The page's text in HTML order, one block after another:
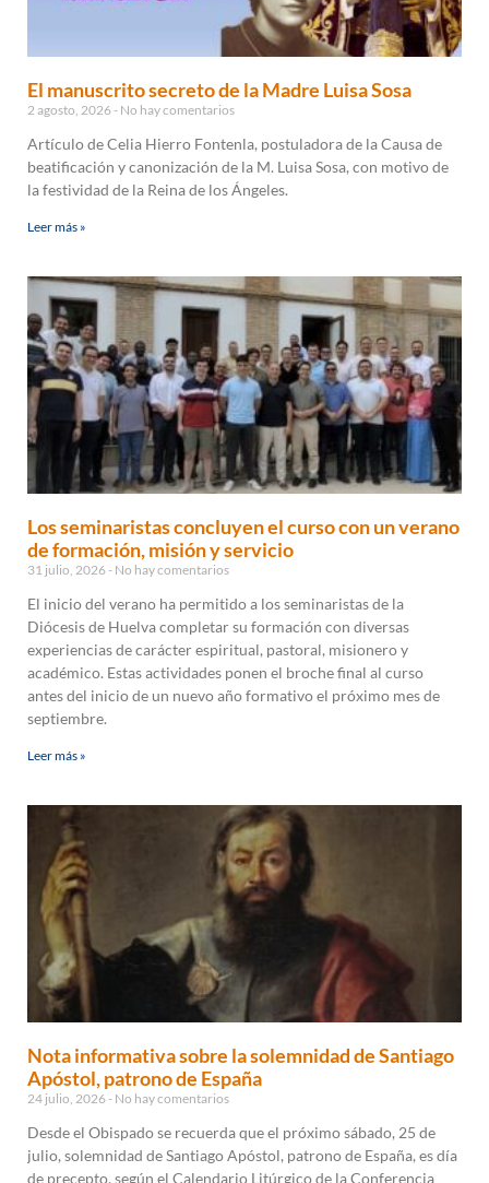
El manuscrito secreto de la Madre Luisa Sosa
2 agosto, 2026 No hay comentarios
Artículo de Celia Hierro Fontenla, postuladora de la Causa de
beatificación y canonización de la M. Luisa Sosa, con motivo de
la festividad de la Reina de los Ángeles.
Leer más »
Los seminaristas concluyen el curso con un verano
de formación, misión y servicio
31 julio, 2026 No hay comentarios
El inicio del verano ha permitido a los seminaristas de la
Diócesis de Huelva completar su formación con diversas
experiencias de carácter espiritual, pastoral, misionero y
académico. Estas actividades ponen el broche final al curso
antes del inicio de un nuevo año formativo el próximo mes de
septiembre.
Leer más »
Nota informativa sobre la solemnidad de Santiago
Apóstol, patrono de España
24 julio, 2026 No hay comentarios
Desde el Obispado se recuerda que el próximo sábado, 25 de
julio, solemnidad de Santiago Apóstol, patrono de España, es día
de precepto, según el Calendario Litúrgico de la Conferencia